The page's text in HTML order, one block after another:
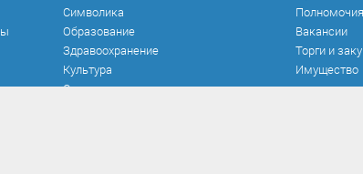
Символика
Образование
Здравоохранение
Культура
Спорт
Полномочия
Вакансии
Торги и
Имущество